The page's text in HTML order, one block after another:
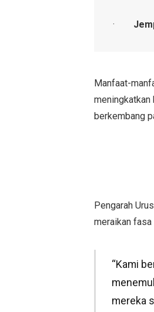
·
Manfaat-
meningkatkan
berkembang
Pengarah
meraikan
“Kami
mereka